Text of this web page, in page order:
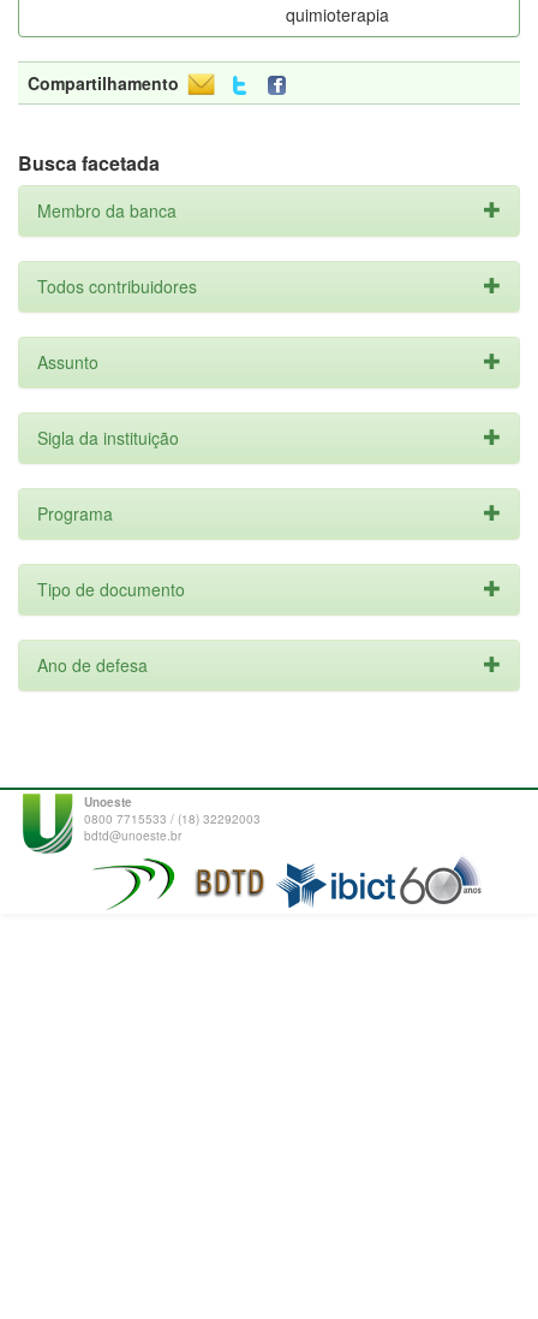
quimioterapia
Compartilhamento
Busca facetada
Membro da banca
Todos contribuidores
Assunto
Sigla da instituição
Programa
Tipo de documento
Ano de defesa
Unoeste
0800 7715533 / (18) 32292003
bdtd@unoeste.br